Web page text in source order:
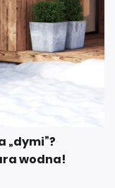
„dymi”?
wodna!